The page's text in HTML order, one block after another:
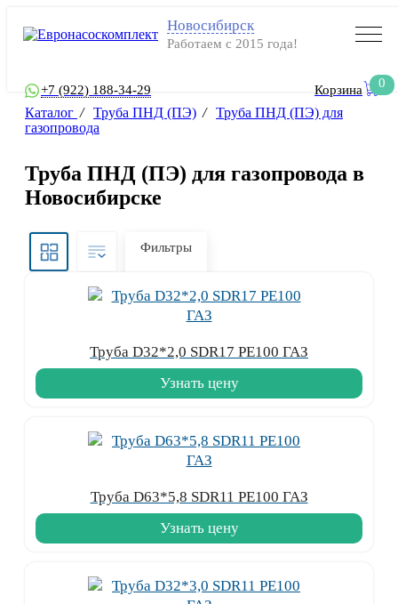
Новосибирск
Работаем с 2015 года!
+7 (922) 188-34-29 Корзина
0
Каталог / Труба ПНД (ПЭ) / Труба ПНД (ПЭ) для
газопровода
Труба ПНД (ПЭ) для газопровода в
Новосибирске
Фильтры
Труба D32*2,0 SDR17 PE100 ГАЗ
Узнать цену
Труба D63*5,8 SDR11 PE100 ГАЗ
Узнать цену